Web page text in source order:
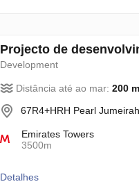
Projecto de
Development
Distância até ao mar: 200 m
67R4+HRH Pearl
Emirates Towers
3500m
Detalhes